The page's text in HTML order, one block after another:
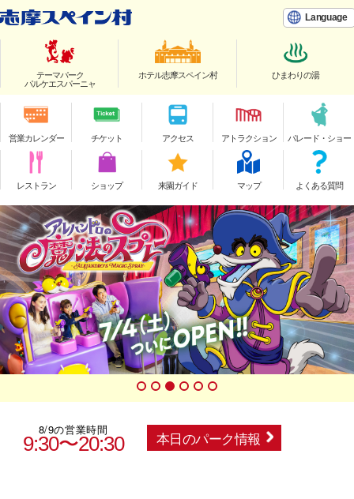
Language
テーマパーク
パルケエスパーニャ
ホテル志摩スペイン村 ひまわりの湯
営業カレンダー チケット アクセス アトラクション パレード・ショー
レストラン ショップ 来園ガイド マップ よくある質問
8/9の営業時間
9:30〜20:30 本日のパーク情報